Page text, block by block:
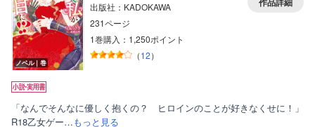
ノベル｜巻
出版社：KADOKAWA
231ページ
1巻購入：1,250ポイント
（12）
「なんでそんなに優しく抱くの？ ヒロインのことが好きなくせに！」
R18乙女ゲー…もっと見る